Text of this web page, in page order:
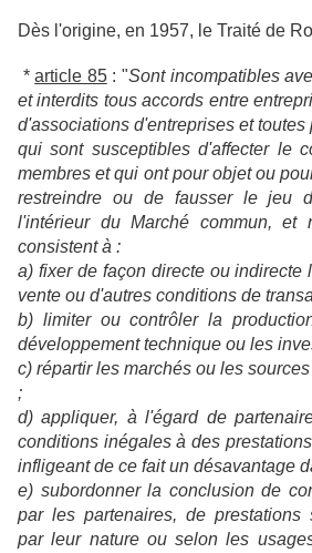
Dès l'origine, en 1957, le Traité de
*article 85: "Sont incompatibles
et interdits tous accords entre
d'associations d'entreprises et toutes
qui sont susceptibles d'affecter le
membres et qui ont pour objet ou
restreindre ou de fausser le jeu
l'intérieur du Marché commun, et
consistent à :
a) fixer de façon directe ou indirecte
vente ou d'autres conditions de
b) limiter ou contrôler la
développement technique ou les
c) répartir les marchés ou les
;
d) appliquer, à l'égard de
conditions inégales à des
infligeant de ce fait un désavantage
e) subordonner la conclusion de
par les partenaires, de prestations
par leur nature ou selon les